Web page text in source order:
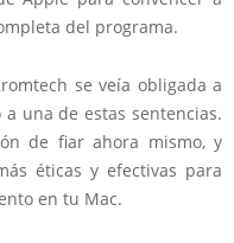
del programa.
se veía obligada a
una de estas sentencias.
de fiar ahora mismo, y
éticas y efectivas para
en tu Mac.